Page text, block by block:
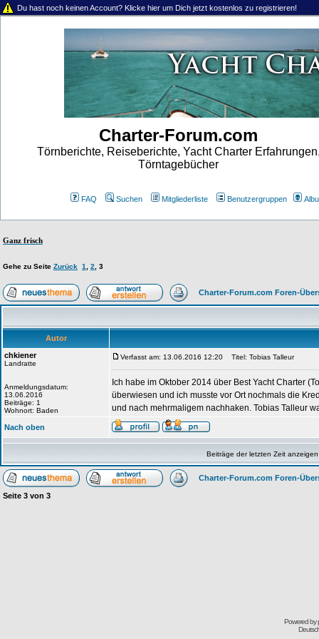
Du hast noch keinen Account? Klicke hier um Dich jetzt kostenlos zu registrieren!
Charter-Forum.com
Törnberichte, Reiseberichte, Yacht Charter
Törntagebücher
FAQ Suchen Mitgliederliste Benutzergruppen
Ganz frisch
Gehe zu Seite Zurück 1, 2, 3
Charter-Forum.com Foren-
Autor
chkiener
Landratte
Anmeldungsdatum:
13.06.2016
Beiträge: 1
Wohnort: Baden
Verfasst am: 13.06.2016 12:20 Titel: Tobias Talleur
Ich habe im Oktober 2014 über Best Yacht Charter
überwiesen und ich musste vor Ort nochmals die
und nach mehrmaligem nachhaken. Tobias Talleur
Nach oben
Beiträge der letzten Zeit
Charter-Forum.com Foren-
Seite 3 von 3
Powered by